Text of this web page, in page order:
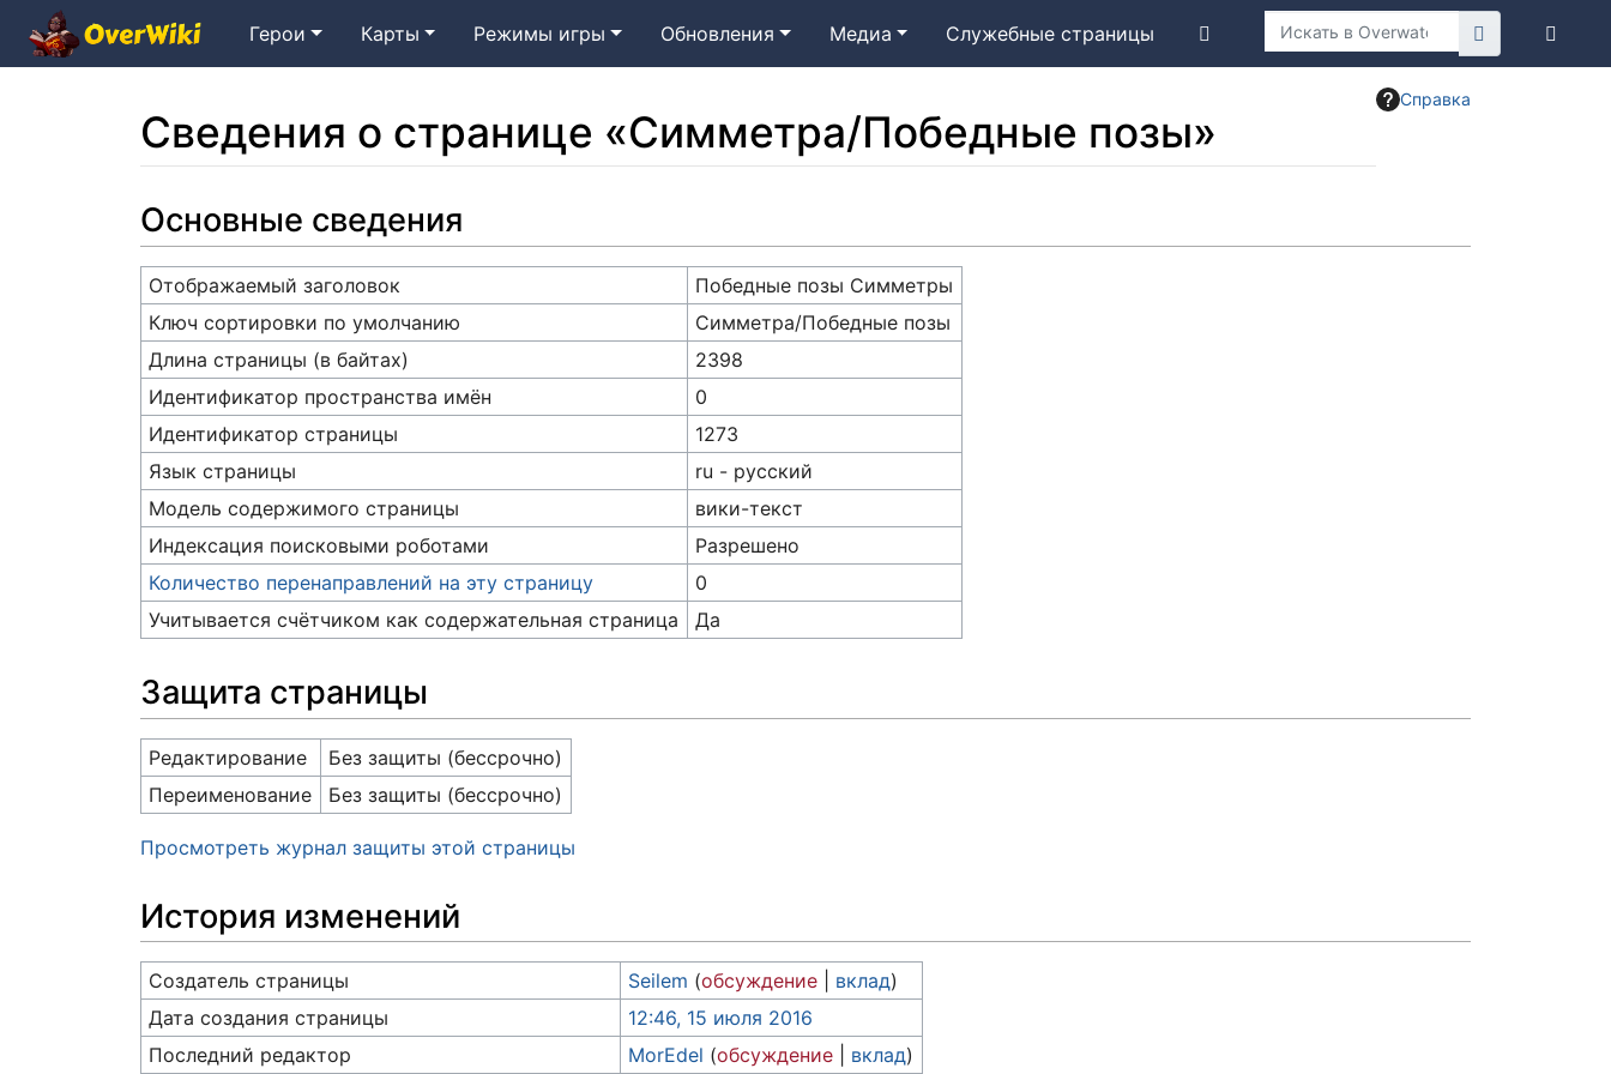
Герои Карты Режимы игры Обновления Медиа Служебные страницы
Справка
Сведения о странице «Симметра/Победные позы»
Основные сведения
Отображаемый заголовок
Победные позы Симметры
Ключ сортировки по умолчанию
Симметра/Победные позы
Длина страницы (в байтах)
2398
Идентификатор пространства имён
0
Идентификатор страницы
1273
Язык страницы
ru - русский
Модель содержимого страницы
вики-текст
Индексация поисковыми роботами
Разрешено
Количество перенаправлений на эту страницу
0
Учитывается счётчиком как содержательная страница
Да
Защита страницы
Редактирование
Без защиты (бессрочно)
Переименование
Без защиты (бессрочно)
Просмотреть журнал защиты этой страницы
История изменений
Создатель страницы Seilem (обсуждение вклад)
Дата создания страницы
12:46, 15 июля 2016
Последний редактор
MorEdel (обсуждение вклад)